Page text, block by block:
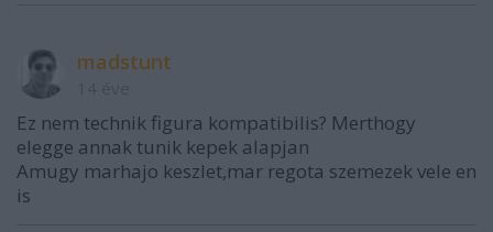
madstunt
Ez nem technik figura kompatibilis? Merthogy
elegge annak tunik kepek alapjan
Amugy marhajo keszlet,mar regota szemezek vele en
is